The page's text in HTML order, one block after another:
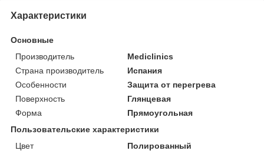
Характеристики
Основные
Производитель
Mediclinics
Страна производитель
Испания
Особенности
Защита от перегрева
Поверхность
Глянцевая
Форма
Прямоугольная
Пользовательские характеристики
Цвет
Полированный